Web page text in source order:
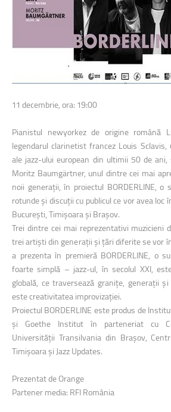
11 decembrie, ora: 19:00
Pianistul newyorkez de origine română
legendarul clarinetist francez Louis
ale jazz-ului european din ultimii 50 de
Moritz Baumgärtner, unul dintre cei mai
noii generații, în proiectul BORDERLINE, o
rotunde și discuții cu publicul ce vor avea loc
București, Timișoara și Brașov.
Trei dintre cei mai reprezentativi muzicieni
trei artiști din generații și țări diferite se vor
a prezenta în premieră BORDERLINE, o
foarte simplă – jazz-ul, în secolul XXI,
globală, ce traversează granițe, generații
este creativitatea improvizației.
Proiectul BORDERLINE este produs de
și Goethe Institut în parteneriat cu
Universității Transilvania din Brașov,
Timișoara și Jazz Updates.
Prezentat de Orange
Partener media: RFI România